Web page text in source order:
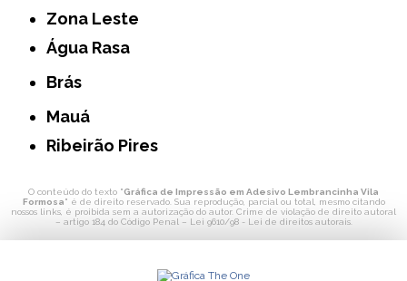
Zona Leste
Água Rasa
Brás
Mauá
Ribeirão Pires
O conteúdo do texto "Gráfica de Impressão em Adesivo Lembrancinha Vila
Formosa" é de direito reservado. Sua reprodução, parcial ou total, mesmo citando
nossos links, é proibida sem a autorização do autor. Crime de violação de direito autoral
– artigo 184 do Código Penal – Lei 9610/98 - Lei de direitos autorais.